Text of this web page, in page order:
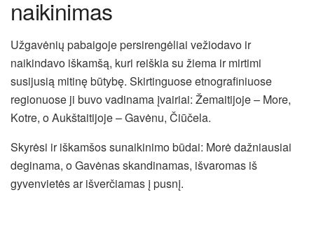
naikinimas
Užgavėnių pabaigoje persirengėliai vežiodavo ir
naikindavo iškamšą, kuri reiškia su žiema ir mirtimi
susijusią mitinę būtybę. Skirtinguose etnografiniuose
regionuose ji buvo vadinama įvairiai: Žemaitijoje – More,
Kotre, o Aukštaitijoje – Gavėnu, Čiūčela.
Skyrėsi ir iškamšos sunaikinimo būdai: Morė dažniausiai
deginama, o Gavėnas skandinamas, išvaromas iš
gyvenvietės ar išverčiamas į pusnį.